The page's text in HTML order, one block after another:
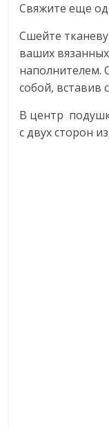
Свяжите еще
Сшейте
ваших
наполнителем.
собой, вставив
В центр
с двух сторон